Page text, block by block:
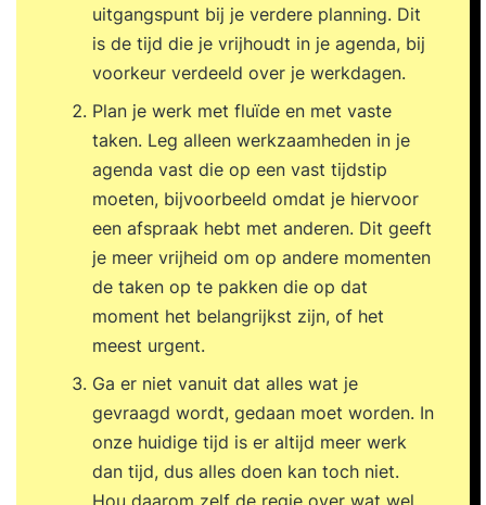
uitgangspunt bij je verdere planning. Dit
is de tijd die je vrijhoudt in je agenda, bij
voorkeur verdeeld over je werkdagen.
Plan je werk met fluïde en met vaste
taken. Leg alleen werkzaamheden in je
agenda vast die op een vast tijdstip
moeten, bijvoorbeeld omdat je hiervoor
een afspraak hebt met anderen. Dit geeft
je meer vrijheid om op andere momenten
de taken op te pakken die op dat
moment het belangrijkst zijn, of het
meest urgent.
Ga er niet vanuit dat alles wat je
gevraagd wordt, gedaan moet worden. In
onze huidige tijd is er altijd meer werk
dan tijd, dus alles doen kan toch niet.
Hou daarom zelf de regie over wat wel